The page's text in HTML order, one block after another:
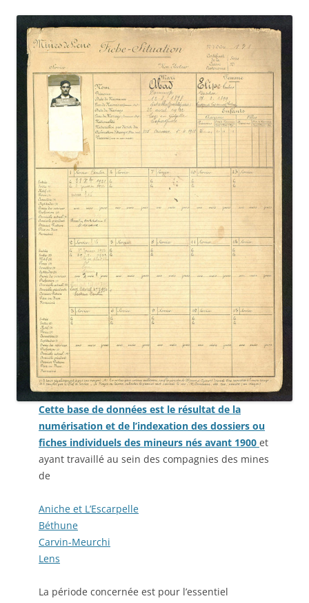
Cette base de données est le résultat de la
numérisation et de l’indexation des dossiers ou
fiches individuels des mineurs nés avant 1900 et
ayant travaillé au sein des compagnies des mines
de
Aniche et L’Escarpelle
Béthune
Carvin-Meurchi
Lens
La période concernée est pour l’essentiel